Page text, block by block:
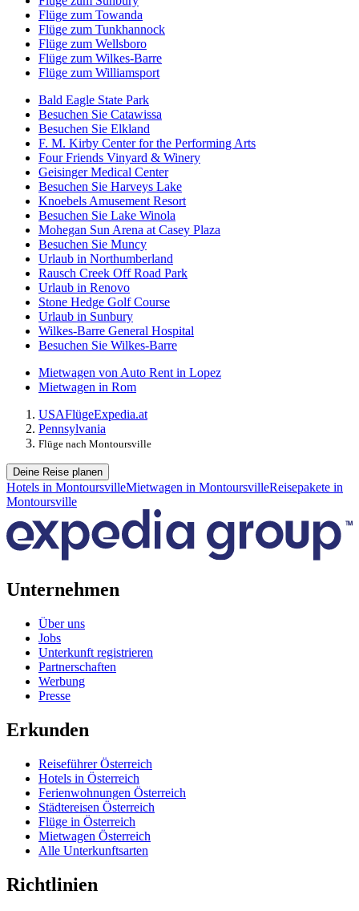
Flüge zum Towanda
Flüge zum Tunkhannock
Flüge zum Wellsboro
Flüge zum Wilkes-Barre
Flüge zum Williamsport
Bald Eagle State Park
Besuchen Sie Catawissa
Besuchen Sie Elkland
F. M. Kirby Center for the Performing Arts
Four Friends Vinyard & Winery
Geisinger Medical Center
Besuchen Sie Harveys Lake
Knoebels Amusement Resort
Besuchen Sie Lake Winola
Mohegan Sun Arena at Casey Plaza
Besuchen Sie Muncy
Urlaub in Northumberland
Rausch Creek Off Road Park
Urlaub in Renovo
Stone Hedge Golf Course
Urlaub in Sunbury
Wilkes-Barre General Hospital
Besuchen Sie Wilkes-Barre
Mietwagen von Auto Rent in Lopez
Mietwagen in Rom
USAFlügeExpedia.at
Pennsylvania
Flüge nach Montoursville
Deine Reise planen
Hotels in MontoursvilleMietwagen in MontoursvilleReisepakete in
Montoursville
Unternehmen
Über uns
Jobs
Unterkunft registrieren
Partnerschaften
Werbung
Presse
Erkunden
Reiseführer Österreich
Hotels in Österreich
Ferienwohnungen Österreich
Städtereisen Österreich
Flüge in Österreich
Mietwagen Österreich
Alle Unterkunftsarten
Richtlinien